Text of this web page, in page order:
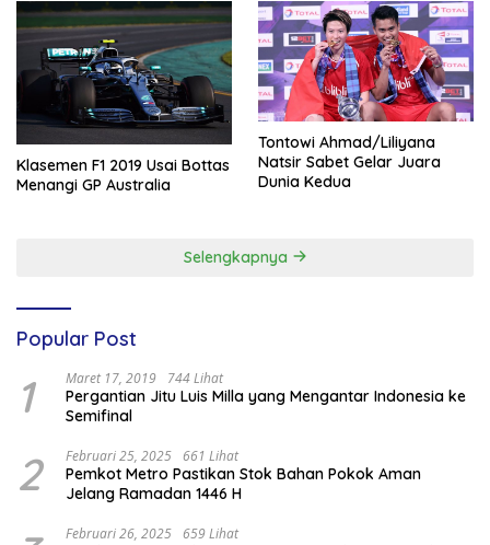
Klasemen F1 2019 Usai Bottas
Menangi GP Australia
Tontowi Ahmad/Liliyana
Natsir Sabet Gelar Juara
Dunia Kedua
Selengkapnya
Popular Post
1 Maret 17, 2019 744 Lihat
Pergantian Jitu Luis Milla yang Mengantar Indonesia ke
Semifinal
2 Februari 25, 2025 661 Lihat
Pemkot Metro Pastikan Stok Bahan Pokok Aman
Jelang Ramadan 1446 H
Februari 26, 2025 659 Lihat